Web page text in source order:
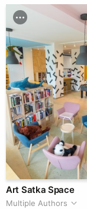
Art Satka Space
Multiple Authors